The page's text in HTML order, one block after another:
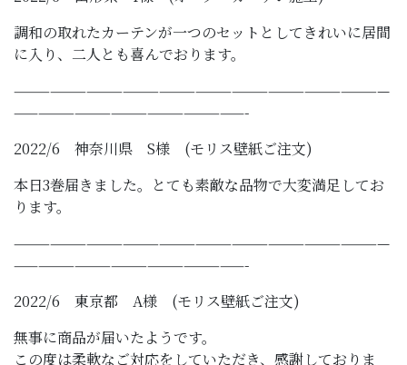
調和の取れたカーテンが一つのセットとしてきれいに居間
に入り、二人とも喜んでおります。
———————————————————————————————
———————————————————-
2022/6 神奈川県 S様 (モリス壁紙ご注文)
本日3巻届きました。とても素敵な品物で大変満足してお
ります。
———————————————————————————————
———————————————————-
2022/6 東京都 A様 (モリス壁紙ご注文)
無事に商品が届いたようです。
この度は柔軟なご対応をしていただき、感謝しておりま